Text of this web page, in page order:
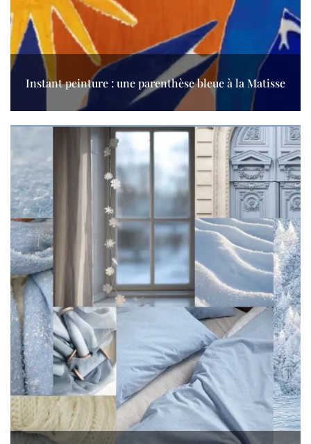
Instant peinture : une parenthèse bleue à la Matisse